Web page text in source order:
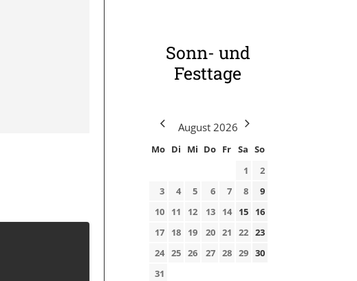
Sonn- und
Festtage
August 2026
Mo Di Mi Do Fr Sa So
1
2
3
4 5 6 7 8
9
10
11 12 13 14 15
16
17
18 19 20 21 22 23
24 25 26 27 28 29 30
31